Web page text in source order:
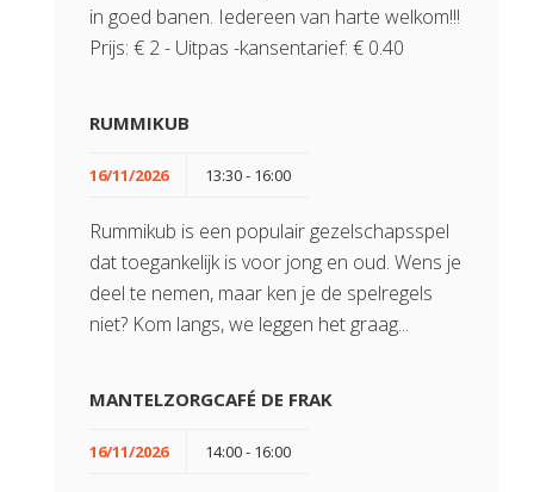
in goed banen. Iedereen van harte welkom!!!
Prijs: € 2 - Uitpas -kansentarief: € 0.40
RUMMIKUB
16/11/2026 13:30 - 16:00
Rummikub is een populair gezelschapsspel
dat toegankelijk is voor jong en oud. Wens je
deel te nemen, maar ken je de spelregels
niet? Kom langs, we leggen het graag...
MANTELZORGCAFÉ DE FRAK
16/11/2026 14:00 - 16:00